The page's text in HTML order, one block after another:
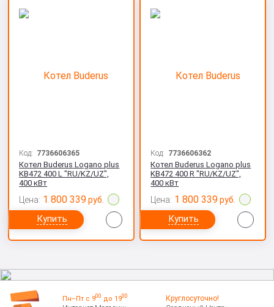
Код: 7736606365
Котел Buderus Logano plus
KB472 400 L "RU/KZ/UZ",
400 кВт
Цена: 1 800 339 руб.
Купить Сравнить
Код: 7736606362
Котел Buderus Logano plus
KB472 400 R "RU/KZ/UZ",
400 кВт
Цена: 1 800 339 руб.
Купить
Пн–Пт с 900 до 1900
Круглосуточно!